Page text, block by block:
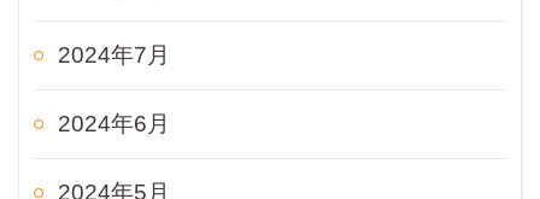
2024年7月
2024年6月
2024年5月